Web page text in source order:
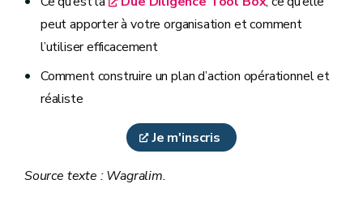
peut apporter à votre organisation et comment
l’utiliser efficacement
Comment construire un plan d’action opérationnel et
réaliste
Je m'inscris
Source texte : Wagralim.